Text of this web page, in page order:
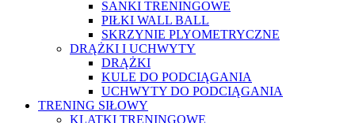
SANKI TRENINGOWE
PIŁKI WALL BALL
SKRZYNIE PLYOMETRYCZNE
DRĄŻKI I UCHWYTY
DRĄŻKI
KULE DO PODCIĄGANIA
UCHWYTY DO PODCIĄGANIA
TRENING SIŁOWY
KLATKI TRENINGOWE